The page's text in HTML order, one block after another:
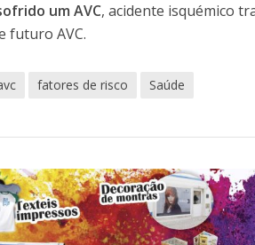
um AVC, acidente isquémico
futuro AVC.
fatores de risco Saúde